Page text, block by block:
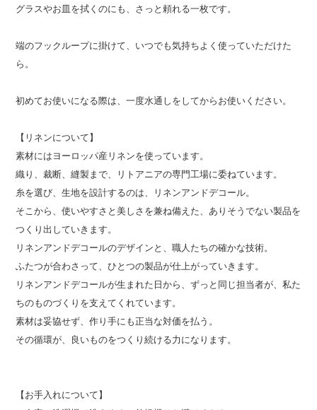
グラスやお皿を拭くのにも、さっと頼れる一枚です。
端のフックループに掛けて、いつでも気持ちよく使っていただけた
ら。
初めてお使いになる際は、一度水通しをしてからお使いください。
【リネンについて】
素材にはヨーロッパ産リネンを使っています。
織り、裁断、縫製まで、リトアニアの専門工場に委ねています。
糸を選び、生地を設計するのは、リネンアンドデコール。
そこから、使いやすさと美しさを兼ね備えた、ありそうでない製品を
つくり出していきます。
リネンアンドデコールのデザインと、職人たちの確かな技術。
ふたつが合わさって、ひとつの製品が仕上がっていきます。
リネンアンドデコールが生まれた日から、ずっと同じ担当者が、私た
ちのものづくりを支えてくれています。
素材は妥協せず、作り手にも正当な対価を払う。
その循環が、良いものをつくり続ける力になります。
【お手入れについて】